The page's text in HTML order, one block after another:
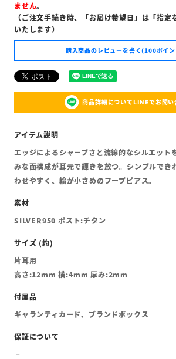
ません。
（ご注文手続き時、「お届け希望日」は「指
いたします）
購入商品のレビューを書く(100ポイ
商品詳細についてLINEでお問い
エッジによるシャープさと流線的なシルエット
みな面構成が耳元で輝きを放つ。シンプルでき
わせやすく、輪が小さめのフープピアス。
SILVER950 ポスト:チタン
片耳用
高さ:12mm 横:4mm 厚み:2mm
ギャランティカード、ブランドボックス